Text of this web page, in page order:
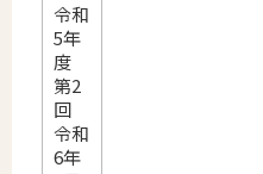
令和
5年
度
第2
回
令和
6年